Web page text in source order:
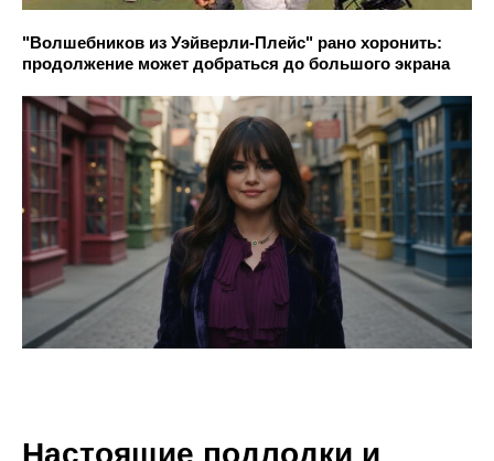
"Волшебников из Уэйверли-Плейс" рано хоронить:
продолжение может добраться до большого экрана